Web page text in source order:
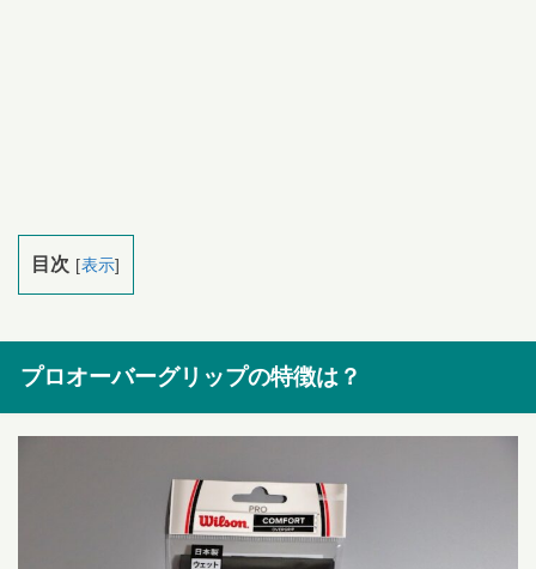
目次 [表示]
プロオーバーグリップの特徴は？